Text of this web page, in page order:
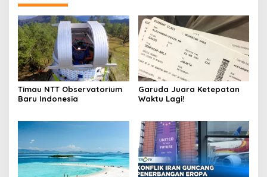
Timau NTT Observatorium
Baru Indonesia
Garuda Juara Ketepatan
Waktu Lagi!